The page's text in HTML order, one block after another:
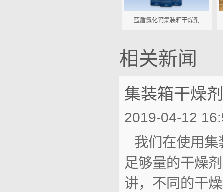
蓝盾氯化钙集装箱干燥剂
相关新闻
集装箱干燥
2019-04-12
我们在使用
足够量的干燥
讲，不同的干